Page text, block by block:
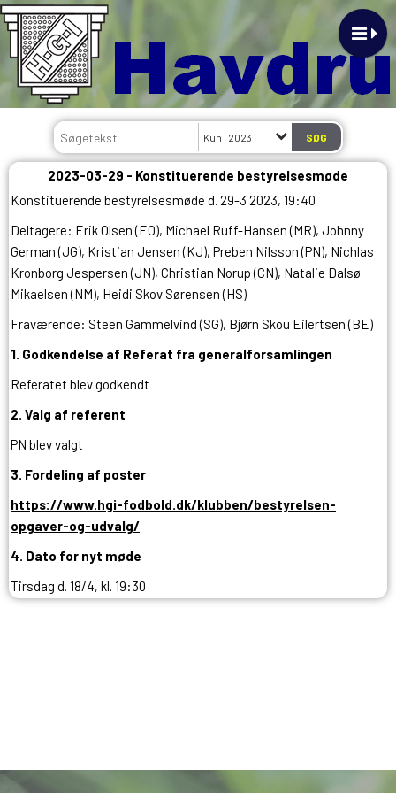
Kun i 2023
2023-03-29 - Konstituerende bestyrelsesmøde
Konstituerende bestyrelsesmøde d. 29-3 2023, 19:40
Deltagere: Erik Olsen (EO), Michael Ruff-Hansen (MR), Johnny
German (JG), Kristian Jensen (KJ), Preben Nilsson (PN), Nichlas
Kronborg Jespersen (JN), Christian Norup (CN), Natalie Dalsø
Mikaelsen (NM), Heidi Skov Sørensen (HS)
Fraværende: Steen Gammelvind (SG), Bjørn Skou Eilertsen (BE)
1. Godkendelse af Referat fra generalforsamlingen
Referatet blev godkendt
2. Valg af referent
PN blev valgt
3. Fordeling af poster
https://www.hgi-fodbold.dk/klubben/bestyrelsen-
opgaver-og-udvalg/
4. Dato for nyt møde
Tirsdag d. 18/4, kl. 19:30